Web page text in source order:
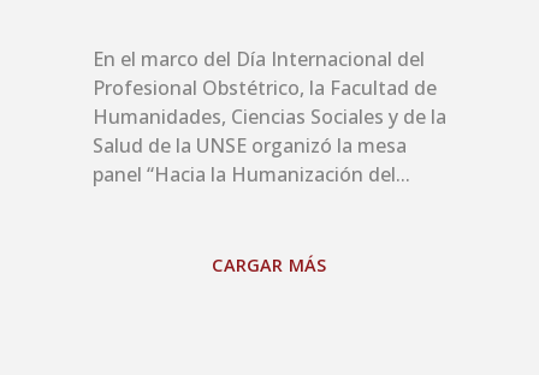
En el marco del Día Internacional del
Profesional Obstétrico, la Facultad de
Humanidades, Ciencias Sociales y de la
Salud de la UNSE organizó la mesa
panel “Hacia la Humanización del...
CARGAR MÁS